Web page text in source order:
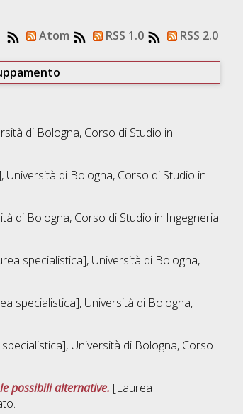
Atom RSS 1.0 RSS 2.0
di Bologna, Corso di Studio in
Università di Bologna, Corso di Studio in
di Bologna, Corso di Studio in Ingegneria
specialistica], Università di Bologna,
specialistica], Università di Bologna,
Università di Bologna, Corso
possibili alternative. [Laurea